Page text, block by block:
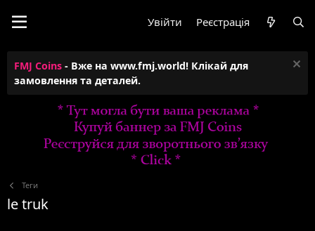
Увійти Реєстрація
FMJ Coins - Вже на www.fmj.world! Клікай для
замовлення та деталей.
Теги
le truk